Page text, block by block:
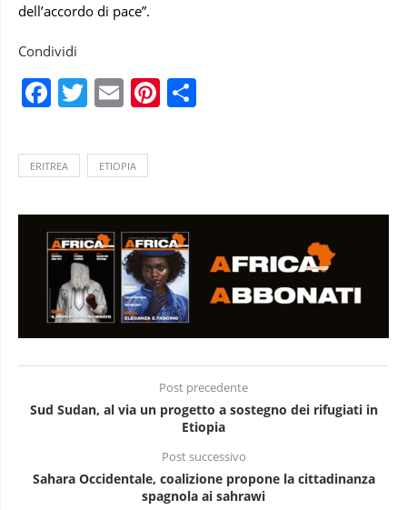
dell’accordo di pace”.
Condividi
Facebook
Twitter
EmailPinterest
ERITREA ETIOPIA
Post precedente
Sud Sudan, al via un progetto a sostegno dei rifugiati in
Etiopia
Post successivo
Sahara Occidentale, coalizione propone la cittadinanza
spagnola ai sahrawi